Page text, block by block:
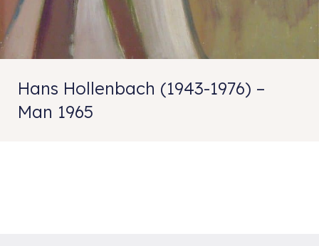
Hans Hollenbach (1943-1976) –
Man 1965